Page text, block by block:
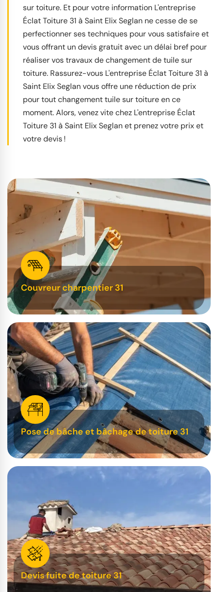
sur toiture. Et pour votre information L'entreprise
Éclat Toiture 31 à Saint Elix Seglan ne cesse de se
perfectionner ses techniques pour vous satisfaire et
vous offrant un devis gratuit avec un délai bref pour
réaliser vos travaux de changement de tuile sur
toiture. Rassurez-vous L'entreprise Éclat Toiture 31 à
Saint Elix Seglan vous offre une réduction de prix
pour tout changement tuile sur toiture en ce
moment. Alors, venez vite chez L'entreprise Éclat
Toiture 31 à Saint Elix Seglan et prenez votre prix et
votre devis !
Couvreur charpentier 31
Pose de bâche et bâchage de toiture 31
Devis fuite de toiture 31